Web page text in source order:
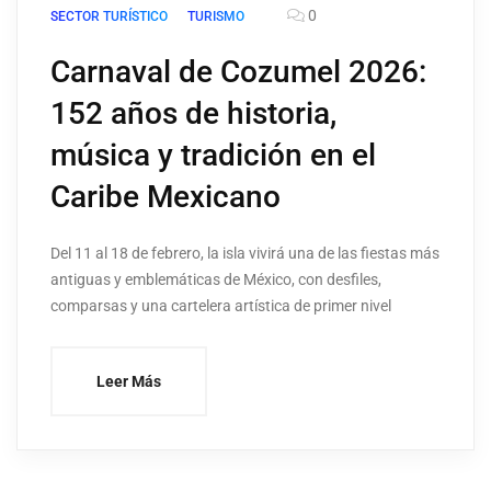
SECTOR TURÍSTICO TURISMO 0
Carnaval de Cozumel 2026:
152 años de historia,
música y tradición en el
Caribe Mexicano
Del 11 al 18 de febrero, la isla vivirá una de las fiestas más
antiguas y emblemáticas de México, con desfiles,
comparsas y una cartelera artística de primer nivel
Leer Más